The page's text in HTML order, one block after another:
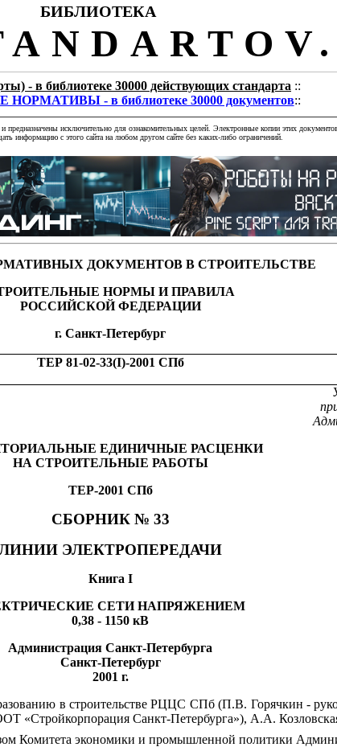
БИБЛИОТЕКА
- в библиотеке 30000 действующих стандарта ::
- в библиотеке 30000 документов::
исключительно для ознакомительных целей. Электронные копии этих документов
информацию с этого сайта на любом другом сайте без каких-либо ограничений.
ДОКУМЕНТОВ В СТРОИТЕЛЬСТВЕ
НОРМЫ И ПРАВИЛА
РОССИЙСКОЙ ФЕДЕРАЦИИ
г. Санкт-Петербург
ТЕР 81-02-33(I)-2001 СПб
ЕДИНИЧНЫЕ РАСЦЕНКИ
НА СТРОИТЕЛЬНЫЕ РАБОТЫ
ТЕР-2001 СПб
СБОРНИК № 33
ЭЛЕКТРОПЕРЕДАЧИ
Книга I
СЕТИ НАПРЯЖЕНИЕМ
0,38 - 1150 кВ
Администрация Санкт-Петербурга
Санкт-Петербург
2001 г.
в строительстве РЦЦС СПб (П.В. Горячкин -
«Стройкорпорация Санкт-Петербурга»), А.А.
Комитета экономики и промышленной политики